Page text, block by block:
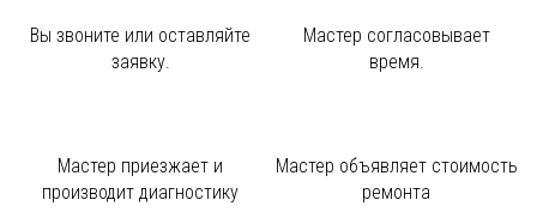
Вы звоните или оставляйте
заявку.
Мастер согласовывает
время.
Мастер приезжает и
производит диагностику
Мастер объявляетстоимость
ремонта